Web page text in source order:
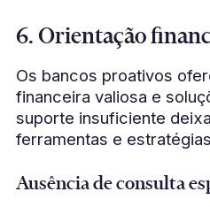
6. Orientação
Os bancos proativos
financeira valiosa e
suporte insuficiente
ferramentas e
Ausência de consulta